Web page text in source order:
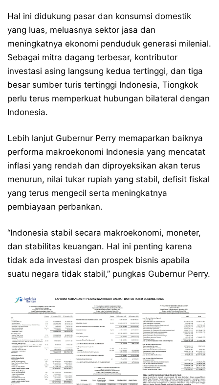
Hal ini didukung pasar dan konsumsi domestik
yang luas, meluasnya sektor jasa dan
meningkatnya ekonomi penduduk generasi milenial.
Sebagai mitra dagang terbesar, kontributor
investasi asing langsung kedua tertinggi, dan tiga
besar sumber turis tertinggi Indonesia, Tiongkok
perlu terus memperkuat hubungan bilateral dengan
Indonesia.
Lebih lanjut Gubernur Perry memaparkan baiknya
performa makroekonomi Indonesia yang mencatat
inflasi yang rendah dan diproyeksikan akan terus
menurun, nilai tukar rupiah yang stabil, defisit fiskal
yang terus mengecil serta meningkatnya
pembiayaan perbankan.
“Indonesia stabil secara makroekonomi, moneter,
dan stabilitas keuangan. Hal ini penting karena
tidak ada investasi dan prospek bisnis apabila
suatu negara tidak stabil,” pungkas Gubernur Perry.